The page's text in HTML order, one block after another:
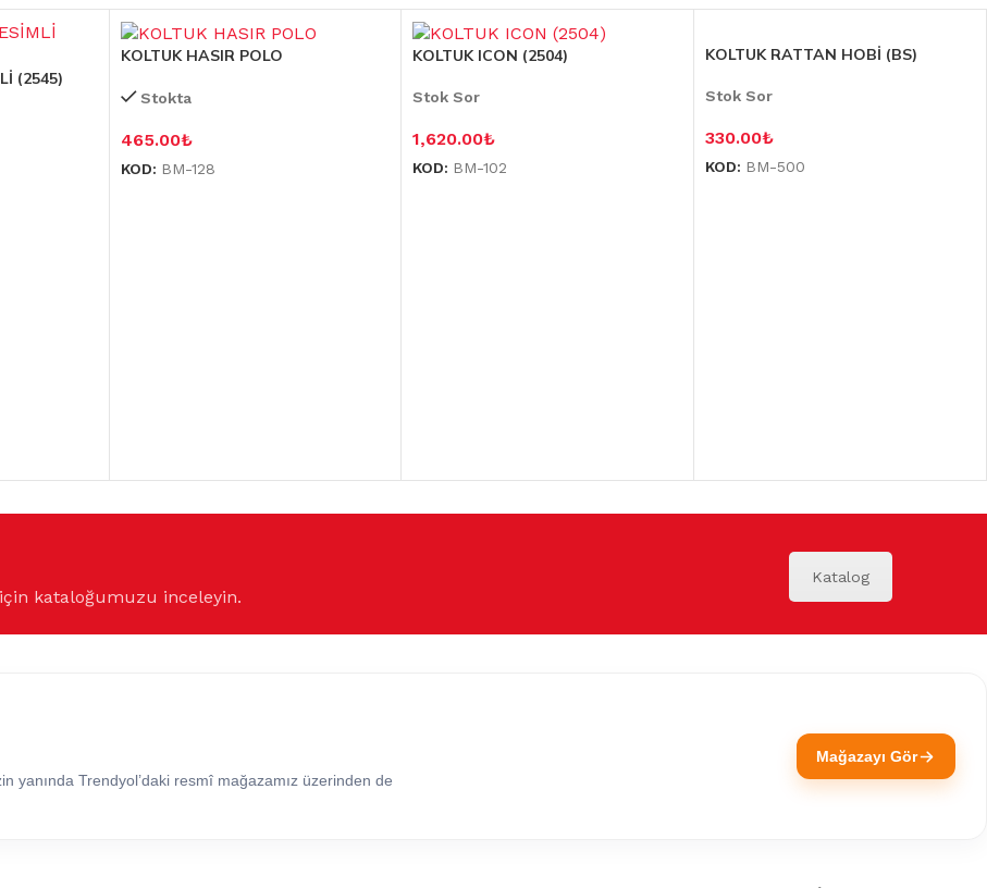
(2545)
KOLTUK HASIR POLO
Stokta
465.00₺
KOD: BM-128
KOLTUK ICON (2504)
Stok Sor
1,620.00₺
KOD: BM-102
KOLTUK RATTAN HOBİ (BS)
Stok Sor
330.00₺
KOD: BM-500
kataloğumuzu inceleyin.
Katalog
yanında Trendyol’daki resmî mağazamız üzerinden de
Mağazayı Gör